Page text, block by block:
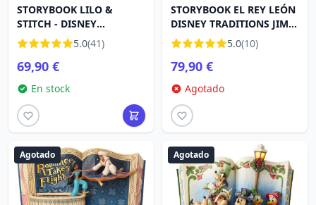
STORYBOOK LILO &
STITCH - DISNEY
TRADITIONS5.0(41)
69,90 €
En stock
STORYBOOK EL REY LEÓN
DISNEY TRADITIONS JIM
SHORE
5.0(10)
79,90 €
Agotado
Agotado Agotado